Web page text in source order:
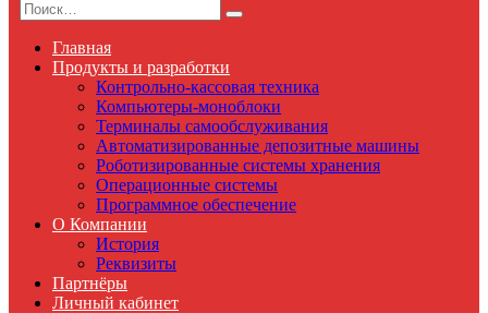
Главная
Продукты и разработки
Контрольно-кассовая техника
Компьютеры-моноблоки
Терминалы самообслуживания
Автоматизированные депозитные машины
Роботизированные системы хранения
Операционные системы
Программное обеспечение
О Компании
История
Реквизиты
Партнёры
Личный кабинет